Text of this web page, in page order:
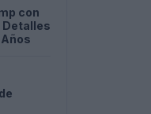
con
Detalles